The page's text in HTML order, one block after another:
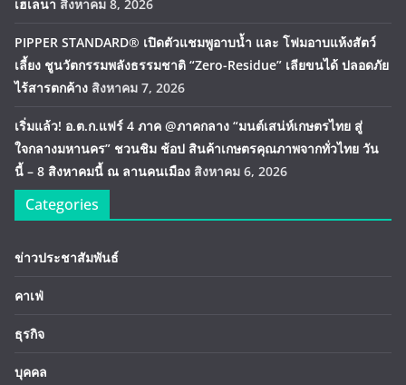
เฮเลนา สิงหาคม 8, 2026
PIPPER STANDARD® เปิดตัวแชมพูอาบน้ำ และ โฟมอาบแห้งสัตว์
เลี้ยง ชูนวัตกรรมพลังธรรมชาติ “Zero-Residue” เลียขนได้ ปลอดภัย
ไร้สารตกค้าง สิงหาคม 7, 2026
เริ่มแล้ว! อ.ต.ก.แฟร์ 4 ภาค @ภาคกลาง “มนต์เสน่ห์เกษตรไทย สู่
ใจกลางมหานคร” ชวนชิม ช้อป สินค้าเกษตรคุณภาพจากทั่วไทย วัน
นี้ – 8 สิงหาคมนี้ ณ ลานคนเมือง สิงหาคม 6, 2026
Categories
ข่าวประชาสัมพันธ์
คาเฟ่
ธุรกิจ
บุคคล